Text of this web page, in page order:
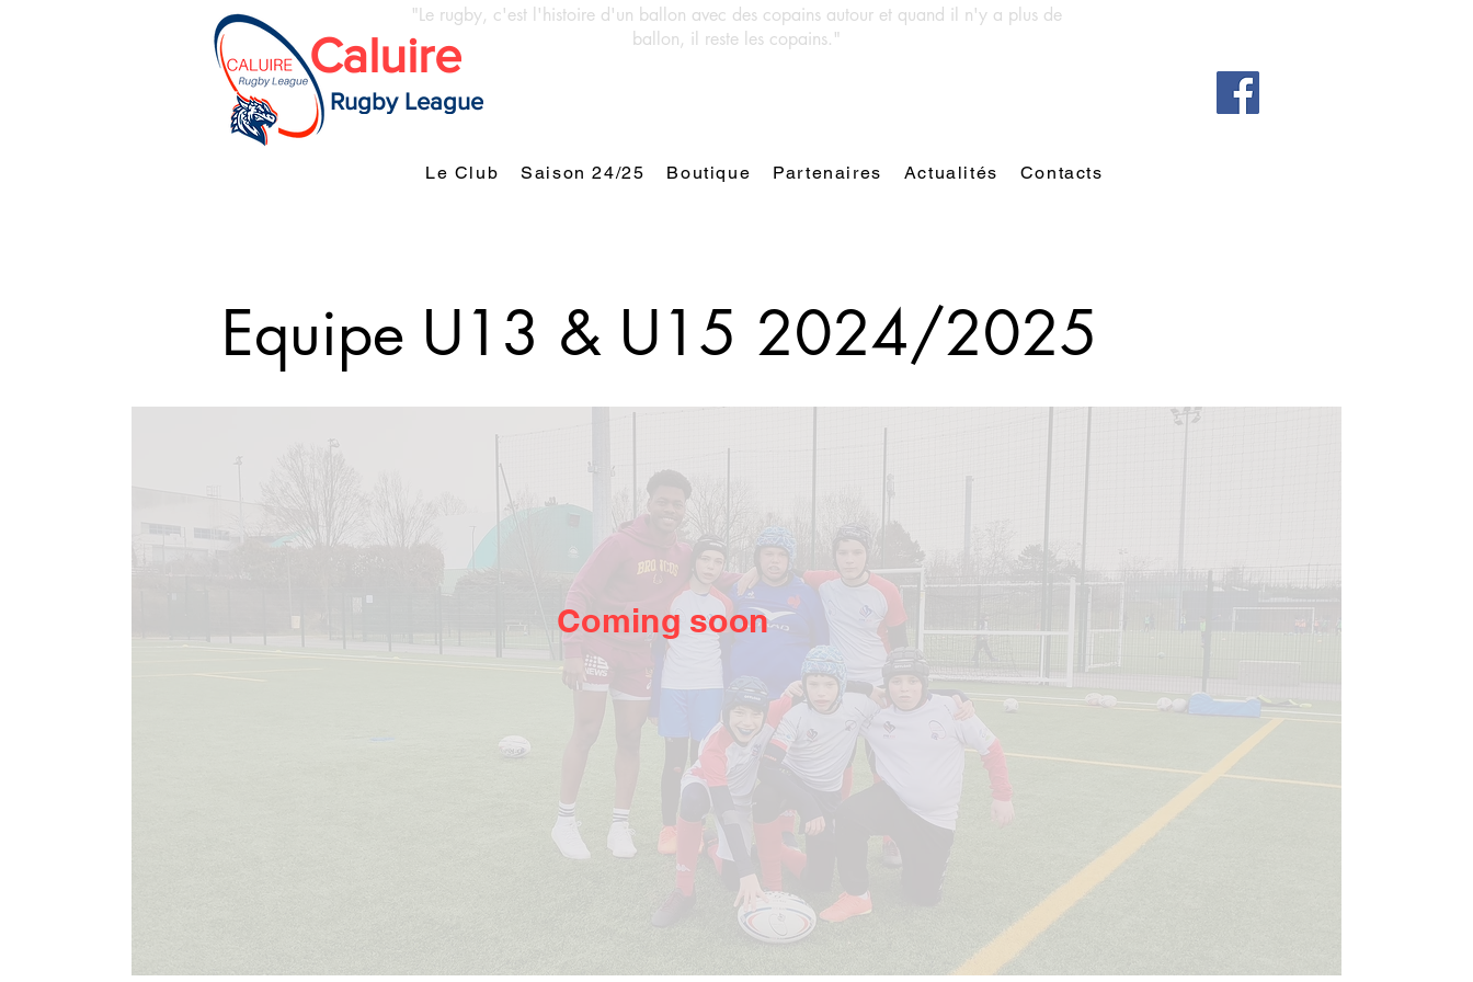
"Le rugby, c'est l'histoire d'un ballon avec des copains autour et quand il n'y a plus de
ballon, il reste les copains."
Caluire
Rugby League
Le Club Saison 24/25 Boutique Partenaires Actualités Contacts
Equipe U13 & U15 2024/2025
Coming soon